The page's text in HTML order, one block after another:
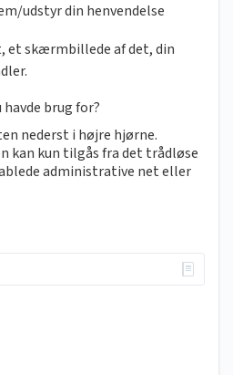
udstyr din henvendelse
et skærmbillede af det, din
havde brug for?
nederst i højre hjørne.
kan kun tilgås fra det trådløse
administrative net eller